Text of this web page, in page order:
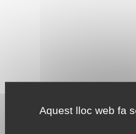
Aquest lloc web fa